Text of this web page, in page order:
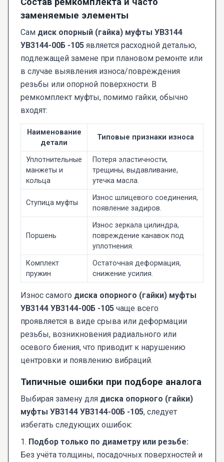
заменяемые элементы
Сам диск опорный (гайка) муфты УВ3144
УВ3144-00Б -105 является расходной деталью,
подлежащей замене при плановом ремонте или
в случае выявления износа/повреждения
резьбы или опорной поверхности. В
ремкомплект муфты, помимо гайки, обычно
входят:
Наименование
детали
Типовые признаки износа
Уплотнительные
манжеты и
кольца
Потеря эластичности,
трещины, выдавливание,
утечка масла.
Ступица муфты
Износ шлицевого соединения,
появление задиров.
Поршень
Износ зеркала цилиндра,
повреждение канавок под
уплотнения.
Комплект
пружин
Остаточная деформация,
снижение усилия.
Износ самого диска опорного (гайки) муфты
УВ3144 УВ3144-00Б -105 чаще всего
проявляется в виде срыва или деформации
резьбы, возникновения радиального или
осевого биения, что приводит к нарушению
центровки и появлению вибраций.
Типичные ошибки при подборе аналога
Выбирая замену для диска опорного (гайки)
муфты УВ3144 УВ3144-00Б -105, следует
избегать следующих ошибок:
1. Подбор только по диаметру или резьбе:
Без учёта толщины, посадочных поверхностей и